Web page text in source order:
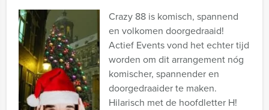
Crazy 88 is komisch, spannend
en volkomen doorgedraaid!
Actief Events vond het echter tijd
worden om dit arrangement nóg
komischer, spannender en
doorgedraaider te maken.
Hilarisch met de hoofdletter H!